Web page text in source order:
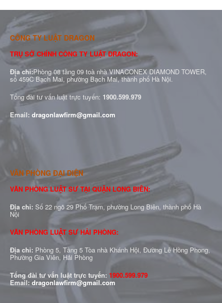
CÔNG TY LUẬT DRAGON
TRỤ SỞ CHÍNH CÔNG TY LUẬT DRAGON:
Địa chỉ:Phòng 08 tầng 09 toà nhà VINACONEX DIAMOND TOWER,
số 459C Bạch Mai, phường Bạch Mai, thành phố Hà Nội.
Tổng đài tư vấn luật trực tuyến: 1900.599.979
Email: dragonlawfirm@gmail.com
VĂN PHÒNG ĐẠI DIỆN
VĂN PHÒNG LUẬT SƯ TẠI QUẬN LONG BIÊN:
Địa chỉ: Số 22 ngõ 29 Phố Trạm, phường Long Biên, thành phố Hà
Nội
VĂN PHÒNG LUẬT SƯ HẢI PHÒNG:
Địa chỉ: Phòng 5, Tầng 5 Tòa nhà Khánh Hội, Đường Lê Hồng Phong,
Phường Gia Viên, Hải Phòng
Tổng đài tư vấn luật trực tuyến: 1900.599.979
Email: dragonlawfirm@gmail.com